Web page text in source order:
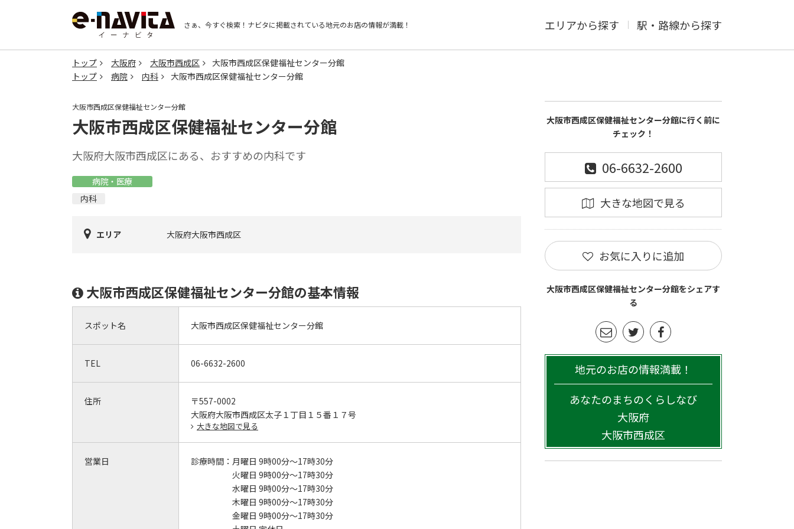
さぁ、今すぐ検索！ ナビタに掲載されている地元のお店の情報が満載！ エリアから探す 駅・路線から探す
トップ 大阪府 大阪市西成区
大阪市西成区保健福祉センター分館
トップ
病院 内科 大阪市西成区保健福祉センター分館
大阪市西成区保健福祉センター分館
大阪市西成区保健福祉センター分館
大阪府大阪市西成区にある、おすすめの内科です
病院・医療
内科
エリア 大阪府大阪市西成区
大阪市西成区保健福祉センター分館の基本情報
スポット名 大阪市西成区保健福祉センター分館
TEL 06-6632-2600
住所
〒557-0002
大阪府大阪市西成区太子１丁目１５番１７号
大きな地図で見る
営業日 診療時間： 月曜日 9時00分～17時30分
火曜日 9時00分～17時30分
水曜日 9時00分～17時30分
木曜日 9時00分～17時30分
金曜日 9時00分～17時30分
大阪市西成区保健福祉センター分館に行く前に
チェック！
06-6632-2600
大きな地図で見る
お気に入りに追加
大阪市西成区保健福祉センター分館をシェアす
る
地元のお店の情報満載！
あなたのまちのくらしなび
大阪府
大阪市西成区